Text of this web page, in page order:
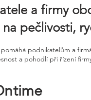
a firmy
pečlivosti,
podnikatelům a
a pohodlí při řízení